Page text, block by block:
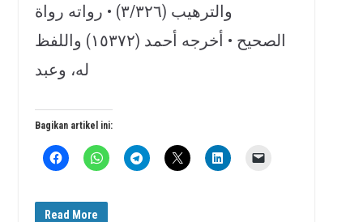
والترهيب (٣/٣٢٦) • رواته رواة
الصحيح • أخرجه أحمد (١٥٣٧٢) واللفظ
له، وعبد
Bagikan artikel ini:
Read More